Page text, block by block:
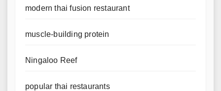
modern thai fusion restaurant
muscle-building protein
Ningaloo Reef
popular thai restaurants